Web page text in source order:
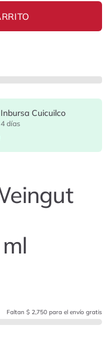
Cuicuilco
días
Faltan $ 2,750 para el envío gratis